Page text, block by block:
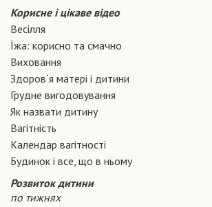
Корисне і цікаве відео
Весілля
Їжа: корисно та смачно
Виховання
Здоров´я матері і дитини
Грудне вигодовування
Як назвати дитину
Вагiтнiсть
Календар вагітності
Будинок і все, що в ньому
Розвиток дитини
по тижнях